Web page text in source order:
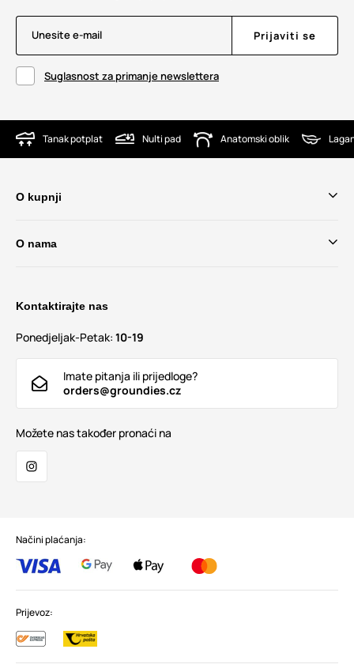
Unesite e-mail Prijaviti se
Suglasnost za primanje newslettera
Tanak potplat Nulti pad Anatomski oblik
O kupnji
O nama
Kontaktirajte nas
Ponedjeljak-Petak: 10-19
Imate pitanja ili prijedloge?
orders@groundies.cz
Možete nas također pronaći na
Načini plaćanja:
Prijevoz: